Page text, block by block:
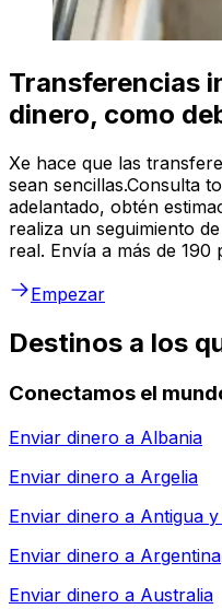
Transferencias
dinero, como
Xe hace que las
sean sencillas.Consulta
adelantado, obtén
realiza un seguimiento
real. Envía a más de 190
Empezar
Destinos a los
Conectamos el
Enviar dinero a Albania
Enviar dinero a Argelia
Enviar dinero a Antigua
Enviar dinero a Argentina
Enviar dinero a Australia